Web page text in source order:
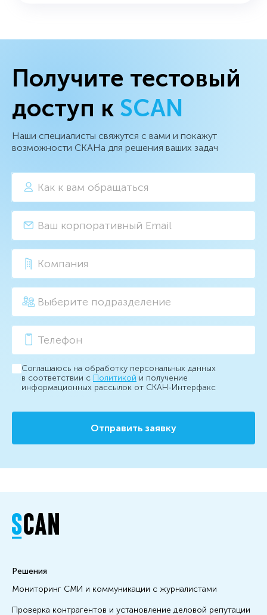
Получите тестовый
доступ к SCAN
Наши специалисты свяжутся с вами и покажут
возможности СКАНа для решения ваших задач
Соглашаюсь на обработку персональных данных
в соответствии с Политикой и получение
информационных рассылок от СКАН-Интерфакс
Отправить заявку
Решения
Мониторинг СМИ и коммуникации с журналистами
Проверка контрагентов и установление деловой репутации